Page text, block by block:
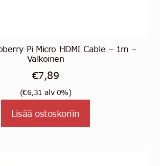
Pi Micro HDMI Cable – 1m –
Valkoinen
€7,89
(€6,31 alv 0%)
Lisää ostoskoriin